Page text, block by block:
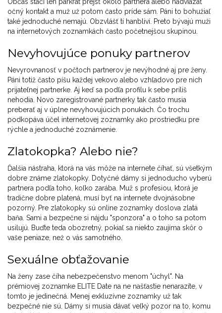
Občas stačí len párkrát prejsť okolo partnera alebo nadviazať
očný kontakt a muž už potom často príde sám. Páni to bohužiaľ
také jednoduché nemajú. Obzvlášť tí hanbliví. Preto bývajú muži
na internetových zoznamkách často početnejšou skupinou.
Nevyhovujúce ponuky partnerov
Nevyrovnanosť v počtoch partnerov je nevýhodné aj pre ženy.
Páni totiž často píšu každej vekovo alebo vzhľadovo pre nich
prijateľnej partnerke. Aj keď sa podľa profilu k sebe príliš
nehodia. Novo zaregistrované partnerky tak často musia
preberať aj v úplne nevyhovujúcich ponukách. Čo trochu
podkopáva účel internetovej zoznamky ako prostriedku pre
rýchle a jednoduché zoznámenie.
Zlatokopka? Alebo nie?
Ďalšia nástraha, ktorá na vás môže na internete číhať, sú všetkým
dobre známe zlatokopky. Dotyčné dámy si jednoducho vyberú
partnera podľa toho, koľko zarába. Muž s profesiou, ktorá je
tradične dobre platená, musí byť na internete dvojnásobne
pozorný. Pre zlatokopky sú online zoznamky doslova zlatá
baňa. Sami a bezpečne si nájdu "sponzora" a o toho sa potom
usilujú. Buďte teda obozretný, pokiaľ sa niekto zaujíma skôr o
vaše peniaze, než o vás samotného.
Sexuálne obťažovanie
Na ženy zase číha nebezpečenstvo menom "úchyl". Na
prémiovej zoznamke ELITE Date na ne našťastie nenarazíte, v
tomto je jedinečná. Menej exkluzívne zoznamky už tak
bezpečné nie sú. Dámy si musia dávať veľký pozor na to, komu